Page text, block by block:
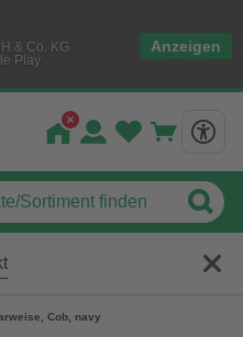
& Co. KG
Play
Anzeigen
Cob, navy